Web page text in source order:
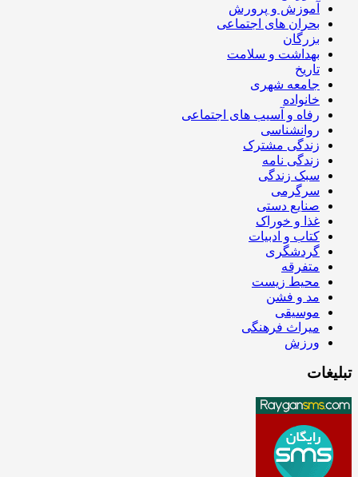
آموزش و پرورش
بحران های اجتماعی
بزرگان
بهداشت و سلامت
تاریخ
جامعه شهری
خانواده
رفاه و آسیب های اجتماعی
روانشناسی
زندگی مشترک
زندگی نامه
سبک زندگی
سرگرمی
صنایع دستی
غذا و خوراک
کتاب و ادبیات
گردشگری
متفرقه
محیط زیست
مد و فشن
موسیقی
میراث فرهنگی
ورزش
تبلیغات